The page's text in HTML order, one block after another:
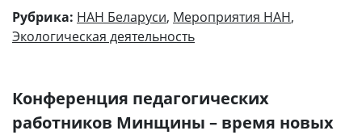
Рубрика: НАН Беларуси, Мероприятия НАН,
Экологическая деятельность
Конференция педагогических
работников Минщины – время новых